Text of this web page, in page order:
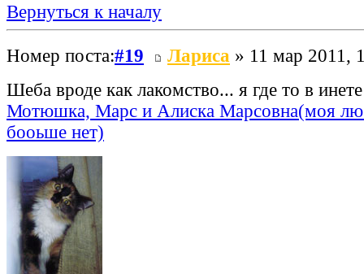
Вернуться к началу
Номер поста:#19 Лариса » 11 мар 2011,
Шеба вроде как лакомство... я где то в
Мотюшка, Марс и Алиска Марсовна(моя
бооьше нет)